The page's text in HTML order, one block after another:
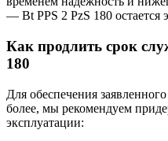
— Bt PPS 2 PzS 180
Как продлить срок
180
Для обеспечения
более, мы рекомендуем
эксплуатации: